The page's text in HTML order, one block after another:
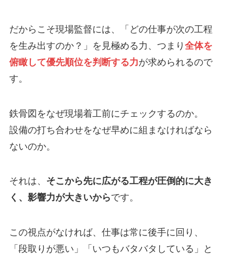
だからこそ現場監督には、「どの仕事が次の工程
を生み出すのか？」を見極める力、つまり 全体を
俯瞰して優先順位を判断する力が求められるので
す。
鉄骨図をなぜ現場着工前にチェックするのか。
設備の打ち合わせをなぜ早めに組まなければなら
ないのか。
それは、 そこから先に広がる工程が圧倒的に大き
く、影響力が大きいからです。
この視点がなければ、仕事は常に後手に回り、
「段取りが悪い」「いつもバタバタしている」と